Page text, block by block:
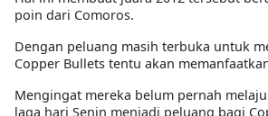
poin dari Comoros.
Dengan peluang masih terbuka untuk
Copper Bullets tentu akan
Mengingat mereka belum pernah
laga hari Senin menjadi peluang bagi